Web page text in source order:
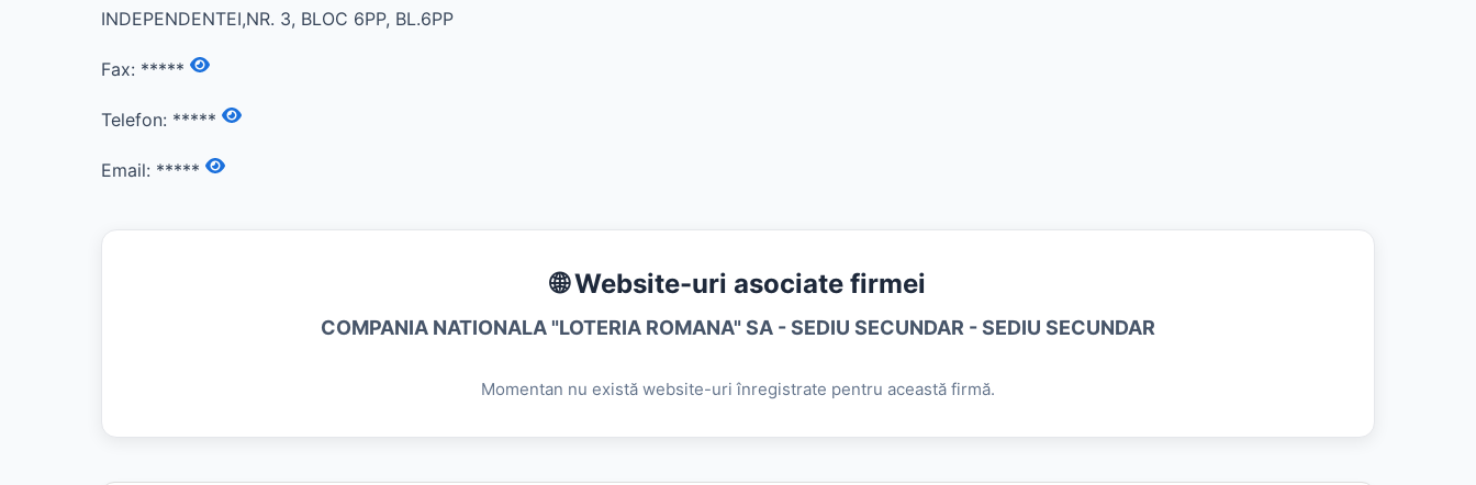
INDEPENDENTEI,NR. 3, BLOC 6PP, BL.6PP
Fax: *****
Telefon: *****
Email: *****
🌐 Website-uri asociate firmei
COMPANIA NATIONALA "LOTERIA ROMANA" SA - SEDIU SECUNDAR - SEDIU SECUNDAR
Momentan nu există website-uri înregistrate pentru această firmă.